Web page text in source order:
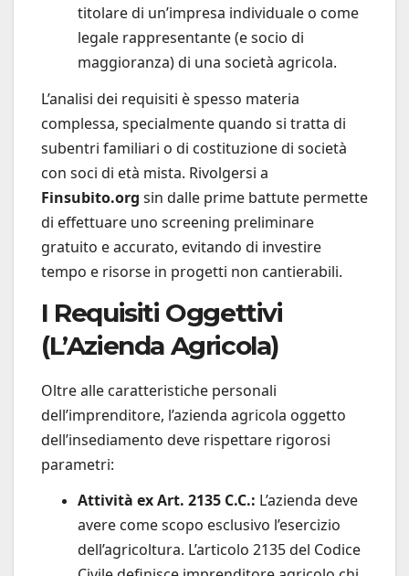
titolare di un’impresa individuale o come
legale rappresentante (e socio di
maggioranza) di una società agricola.
L’analisi dei requisiti è spesso materia
complessa, specialmente quando si tratta di
subentri familiari o di costituzione di società
con soci di età mista. Rivolgersi a
Finsubito.org sin dalle prime battute permette
di effettuare uno screening preliminare
gratuito e accurato, evitando di investire
tempo e risorse in progetti non cantierabili.
I Requisiti Oggettivi
(L’Azienda Agricola)
Oltre alle caratteristiche personali
dell’imprenditore, l’azienda agricola oggetto
dell’insediamento deve rispettare rigorosi
parametri:
Attività ex Art. 2135 C.C.: L’azienda deve
avere come scopo esclusivo l’esercizio
dell’agricoltura. L’articolo 2135 del Codice